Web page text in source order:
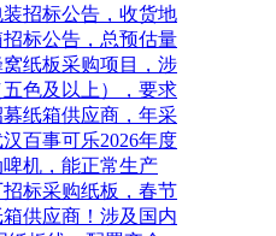
招标公告，收货地
标公告，总预估量
纸板采购项目，涉
色及以上），要求
纸箱供应商，年采
百事可乐2026年度
机，能正常生产
标采购纸板，春节
供应商！涉及国内